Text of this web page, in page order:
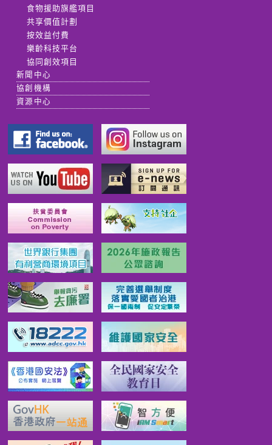
食物援助旗艦項目
共享價值計劃
按效益付費
樂齡科技平台
協同創效項目
新聞中心
協創機構
資源中心